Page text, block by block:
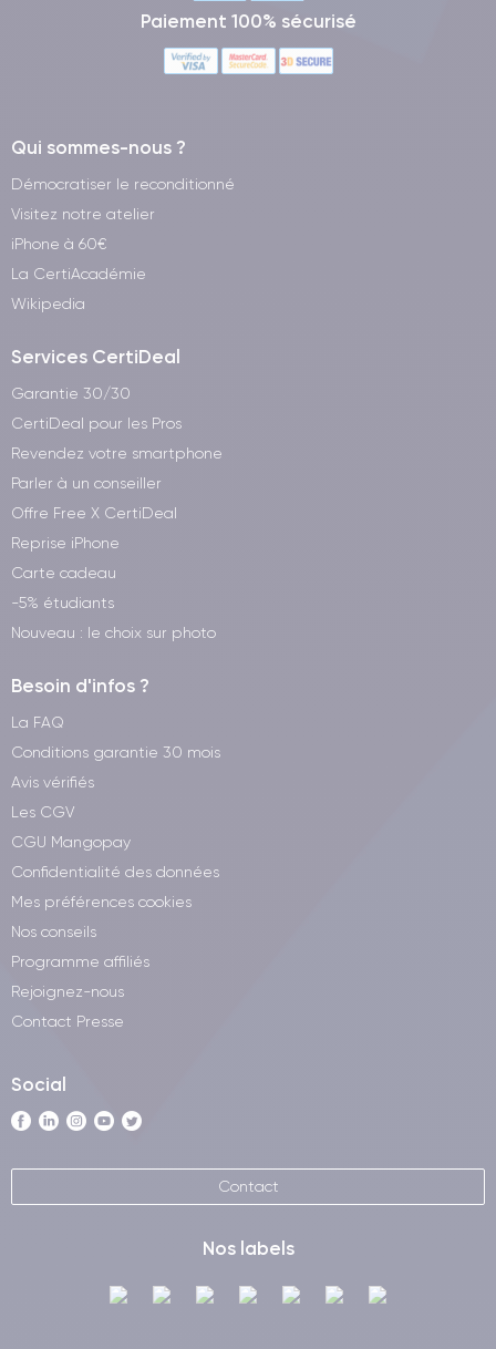
Paiement 100% sécurisé
Qui sommes-nous ?
Démocratiser le reconditionné
Visitez notre atelier
iPhone à 60€
La CertiAcadémie
Wikipedia
Services CertiDeal
Garantie 30/30
CertiDeal pour les Pros
Revendez votre smartphone
Parler à un conseiller
Offre Free X CertiDeal
Reprise iPhone
Carte cadeau
-5% étudiants
Nouveau : le choix sur photo
Besoin d'infos ?
La FAQ
Conditions garantie 30 mois
Avis vérifiés
Les CGV
CGU Mangopay
Confidentialité des données
Mes préférences cookies
Nos conseils
Programme affiliés
Rejoignez-nous
Contact Presse
Social
Contact
Nos labels